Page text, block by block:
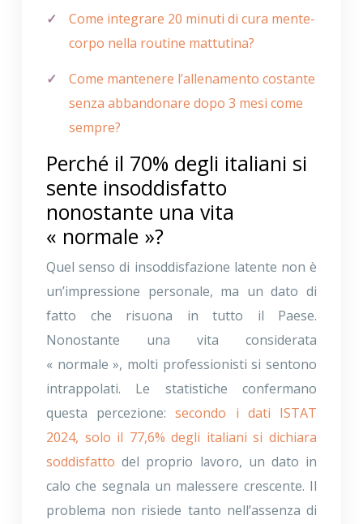
Come integrare 20 minuti di cura mente-
corpo nella routine mattutina?
Come mantenere l’allenamento costante
senza abbandonare dopo 3 mesi come
sempre?
Perché il 70% degli italiani si
sente insoddisfatto
nonostante una vita
« normale »?
Quel senso di insoddisfazione latente non è
un’impressione personale, ma un dato di
fatto che risuona in tutto il Paese.
Nonostante una vita considerata
« normale », molti professionisti si sentono
intrappolati. Le statistiche confermano
questa percezione:secondo i dati ISTAT
2024, solo il 77,6% degli italiani si dichiara
soddisfatto del proprio lavoro, un dato in
calo che segnala un malessere crescente. Il
problema non risiede tanto nell’assenza di